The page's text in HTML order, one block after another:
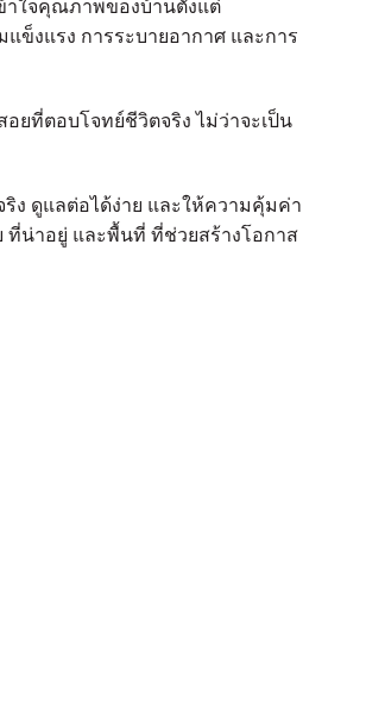
าใจคุณภาพของบ้านตั้งแต่
แข็งแรง การระบายอากาศ และการ
ยที่ตอบโจทย์ชีวิตจริง ไม่ว่าจะเป็น
ง ดูแลต่อได้ง่าย และให้ความคุ้มค่า
ที่น่าอยู่ และพื้นที่ ที่ช่วยสร้างโอกาส